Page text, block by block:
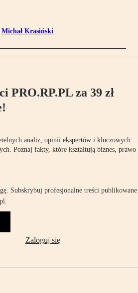
Michał Krasiński
PRO.RP.PL za 39 zł
analiz, opinii ekspertów i kluczowych
Poznaj fakty, które kształtują biznes, prawo
Subskrybuj profesjonalne treści publikowane
Zaloguj się